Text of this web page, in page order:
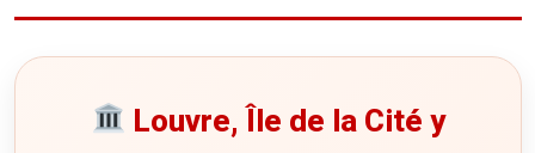
Louvre, Île de la Cité y